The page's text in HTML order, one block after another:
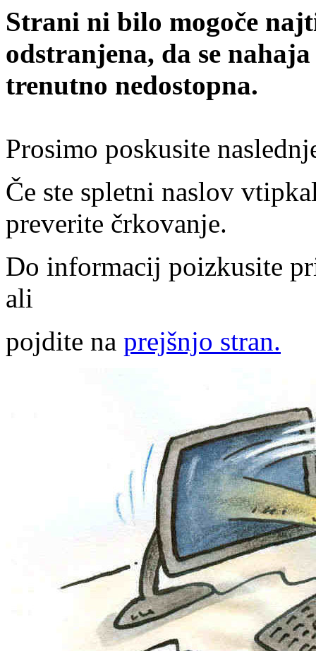
Strani ni bilo mogoče
odstranjena, da se
trenutno nedostopna.
Prosimo poskusite
Če ste spletni naslov
preverite črkovanje.
Do informacij poizkusite
ali
pojdite na prejšnjo stran.